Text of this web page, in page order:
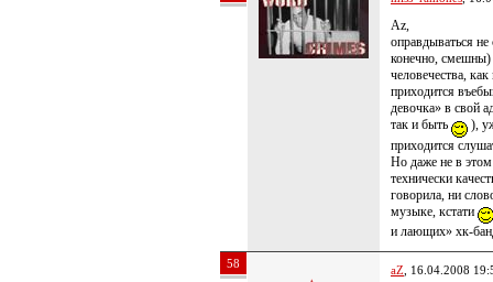
Az,
оправдываться
конечно,
человечества,
приходится
девочка» в свой
так и быть
),
приходится
Но даже не в
технически
говорила, ни
музыке, кстати
и лающих» хк-
58 aZ , 16.04.2008